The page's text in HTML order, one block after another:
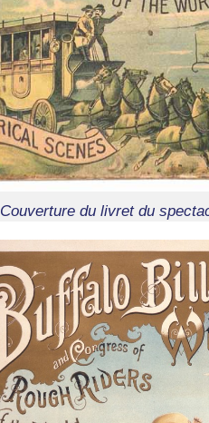
Couverture du livret du